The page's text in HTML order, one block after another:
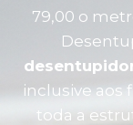
79,00 o
inclusive aos
toda a